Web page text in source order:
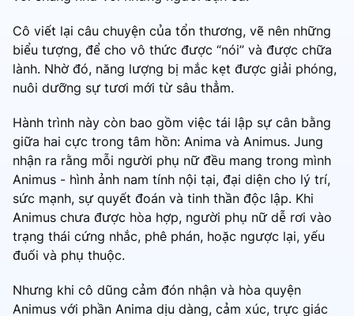
Cô viết lại câu chuyện của tổn thương, vẽ nên những
biểu tượng, để cho vô thức được “nói” và được chữa
lành. Nhờ đó, năng lượng bị mắc kẹt được giải phóng,
nuôi dưỡng sự tươi mới từ sâu thẳm.
Hành trình này còn bao gồm việc tái lập sự cân bằng
giữa hai cực trong tâm hồn: Anima và Animus. Jung
nhận ra rằng mỗi người phụ nữ đều mang trong mình
Animus - hình ảnh nam tính nội tại, đại diện cho lý trí,
sức mạnh, sự quyết đoán và tinh thần độc lập. Khi
Animus chưa được hòa hợp, người phụ nữ dễ rơi vào
trạng thái cứng nhắc, phê phán, hoặc ngược lại, yếu
đuối và phụ thuộc.
Nhưng khi cô dũng cảm đón nhận và hòa quyện
Animus với phần Anima dịu dàng, cảm xúc, trực giác